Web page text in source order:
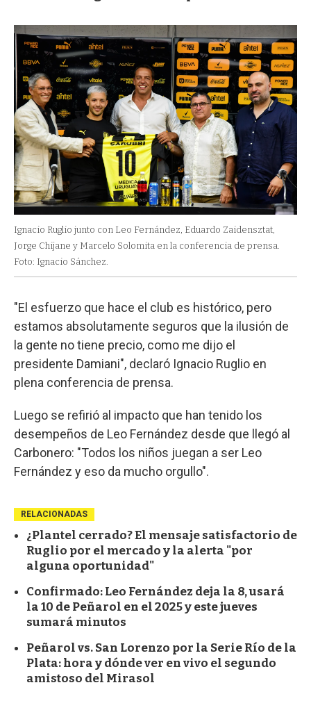
Ignacio Ruglio junto con Leo Fernández, Eduardo Zaidensztat,
Jorge Chijane y Marcelo Solomita en la conferencia de prensa.
Foto: Ignacio Sánchez.
"El esfuerzo que hace el club es histórico, pero
estamos absolutamente seguros que la ilusión de
la gente no tiene precio, como me dijo el
presidente Damiani", declaró Ignacio Ruglio en
plena conferencia de prensa.
Luego se refirió al impacto que han tenido los
desempeños de Leo Fernández desde que llegó al
Carbonero: "Todos los niños juegan a ser Leo
Fernández y eso da mucho orgullo".
RELACIONADAS
¿Plantel cerrado? El mensaje satisfactorio de
Ruglio por el mercado y la alerta "por
alguna oportunidad"
Confirmado: Leo Fernández deja la 8, usará
la 10 de Peñarol en el 2025 y este jueves
sumará minutos
Peñarol vs. San Lorenzo por la Serie Río de la
Plata: hora y dónde ver en vivo el segundo
amistoso del Mirasol